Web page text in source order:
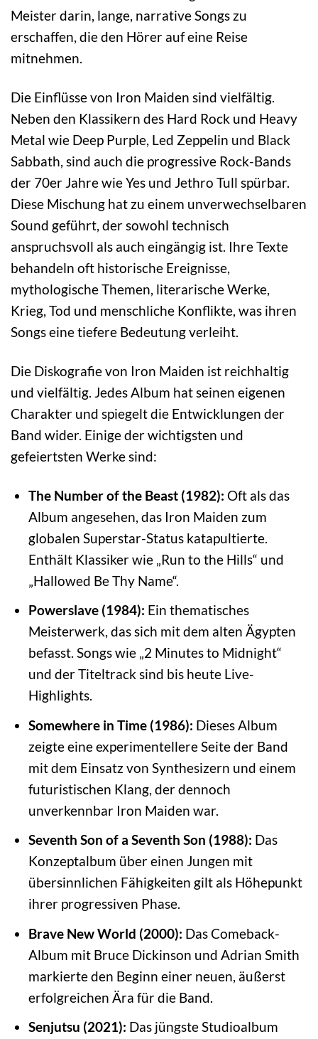
Meister darin, lange, narrative Songs zu
erschaffen, die den Hörer auf eine Reise
mitnehmen.
Die Einflüsse von Iron Maiden sind vielfältig.
Neben den Klassikern des Hard Rock und Heavy
Metal wie Deep Purple, Led Zeppelin und Black
Sabbath, sind auch die progressive Rock-Bands
der 70er Jahre wie Yes und Jethro Tull spürbar.
Diese Mischung hat zu einem unverwechselbaren
Sound geführt, der sowohl technisch
anspruchsvoll als auch eingängig ist. Ihre Texte
behandeln oft historische Ereignisse,
mythologische Themen, literarische Werke,
Krieg, Tod und menschliche Konflikte, was ihren
Songs eine tiefere Bedeutung verleiht.
Die Diskografie von Iron Maiden ist reichhaltig
und vielfältig. Jedes Album hat seinen eigenen
Charakter und spiegelt die Entwicklungen der
Band wider. Einige der wichtigsten und
gefeiertsten Werke sind:
The Number of the Beast (1982): Oft als das
Album angesehen, das Iron Maiden zum
globalen Superstar-Status katapultierte.
Enthält Klassiker wie „Run to the Hills“ und
„Hallowed Be Thy Name“.
Powerslave (1984): Ein thematisches
Meisterwerk, das sich mit dem alten Ägypten
befasst. Songs wie „2 Minutes to Midnight“
und der Titeltrack sind bis heute Live-
Highlights.
Somewhere in Time (1986): Dieses Album
zeigte eine experimentellere Seite der Band
mit dem Einsatz von Synthesizern und einem
futuristischen Klang, der dennoch
unverkennbar Iron Maiden war.
Seventh Son of a Seventh Son (1988): Das
Konzeptalbum über einen Jungen mit
übersinnlichen Fähigkeiten gilt als Höhepunkt
ihrer progressiven Phase.
Brave New World (2000): Das Comeback-
Album mit Bruce Dickinson und Adrian Smith
markierte den Beginn einer neuen, äußerst
erfolgreichen Ära für die Band.
Senjutsu (2021): Das jüngste Studioalbum